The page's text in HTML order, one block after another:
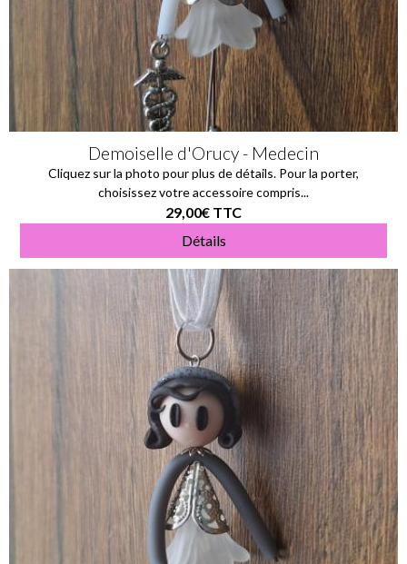
Demoiselle d'Orucy - Medecin
Cliquez sur la photo pour plus de détails. Pour la porter,
choisissez votre accessoire compris...
29,00€ TTC
Détails